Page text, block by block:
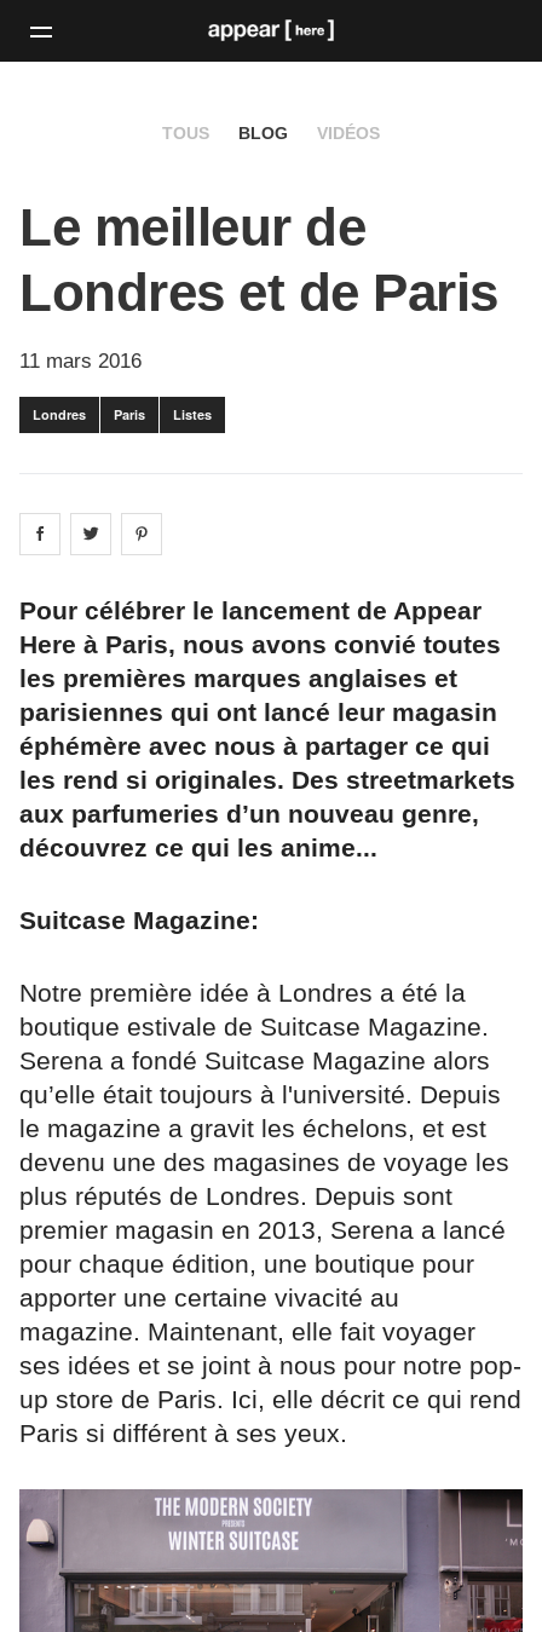
TOUS BLOG VIDÉOS
Le meilleur de
Londres et de Paris
11 mars 2016
Londres Paris Listes
Share on facebook
Share on
Pour célébrer le lancement de Appear
Here à Paris, nous avons convié toutes
les premières marques anglaises et
parisiennes qui ont lancé leur magasin
éphémère avec nous à partager ce qui
les rend si originales. Des streetmarkets
aux parfumeries d’un nouveau genre,
découvrez ce qui les anime...
Suitcase Magazine:
Notre première idée à Londres a été la
boutique estivale de Suitcase Magazine.
Serena a fondé Suitcase Magazine alors
qu’elle était toujours à l'université. Depuis
le magazine a gravit les échelons, et est
devenu une des magasines de voyage les
plus réputés de Londres. Depuis sont
premier magasin en 2013, Serena a lancé
pour chaque édition, une boutique pour
apporter une certaine vivacité au
magazine. Maintenant, elle fait voyager
ses idées et se joint à nous pour notre pop-
up store de Paris. Ici, elle décrit ce qui rend
Paris si différent à ses yeux.